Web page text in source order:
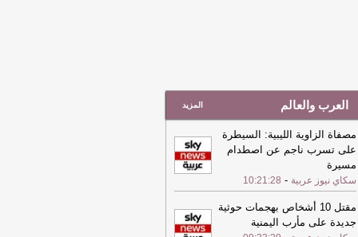
العرب والعالم المزيد
مصفاة الزاوية الليبية: السيطرة
على تسرب ناجم عن اصطدام
مسيرة
سكاي نيوز عربية -
10:21:28
مقتل 10 أشخاص بهجمات حوثية
جديدة على مأرب اليمنية